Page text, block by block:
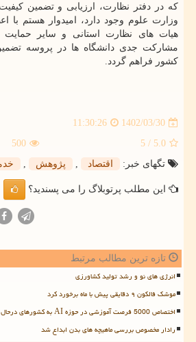
که در دفتر نظارت، ارزیابی و تضمین
وزارت علوم وجود دارد، امیدوار هستم با
هیات های نظارت استانی و سایر حمایت
مشارکت جدی دانشگاه ها در پروسه
کشور فراهم گردد.
1402/03/30
11:30:26
5.0
/ 5
500
تگهای خبر:
اقتصاد , پژوهش ,
این مطلب پرتوبلاگ را می پسندید؟
تازه ترین مطالب مرتبط
انرژی های نو و رشد تولید کشاورزی
موشک فالکون ۹ دقایقی پیش با ماه برخورد کرد
اختصاص 5000 فرصت آموزشی در حوزه AI به کشورهای درحال توسعه
رادار مخصوص بررسی ماهیچه های بدن ابداع شد